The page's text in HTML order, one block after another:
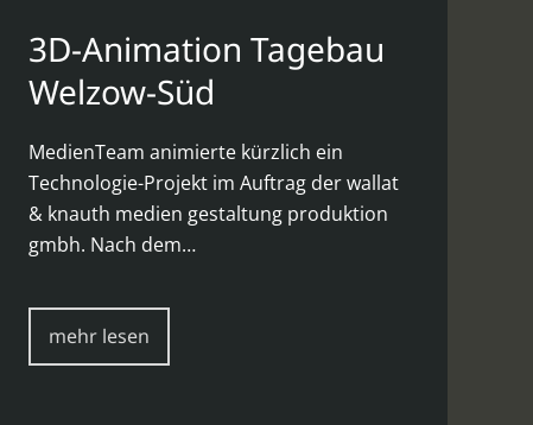
3D-Animation Tagebau
Welzow-Süd
MedienTeam animierte kürzlich ein
Technologie-Projekt im Auftrag der wallat
& knauth medien gestaltung produktion
gmbh. Nach dem…
mehr lesen